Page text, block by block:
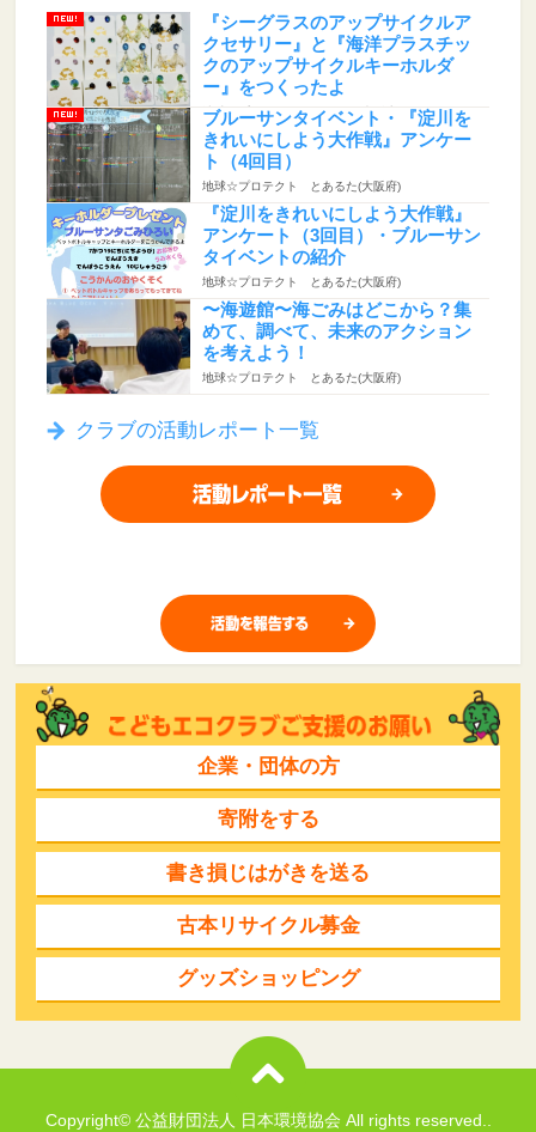
『シーグラスのアップサイクルア
クセサリー』と『海洋プラスチッ
クのアップサイクルキーホルダ
ー』をつくったよ
地球☆プロテクト とあるた(大阪府)
ブルーサンタイベント・『淀川を
きれいにしよう大作戦』アンケー
ト（4回目）
地球☆プロテクト とあるた(大阪府)
『淀川をきれいにしよう大作戦』
アンケート（3回目）・ブルーサン
タイベントの紹介
地球☆プロテクト とあるた(大阪府)
〜海遊館〜海ごみはどこから？集
めて、調べて、未来のアクション
を考えよう！
地球☆プロテクト とあるた(大阪府)
クラブの活動レポート一覧
企業・団体の方
寄附をする
書き損じはがきを送る
古本リサイクル募金
グッズショッピング
Copyright© 公益財団法人 日本環境協会 All rights reserved..